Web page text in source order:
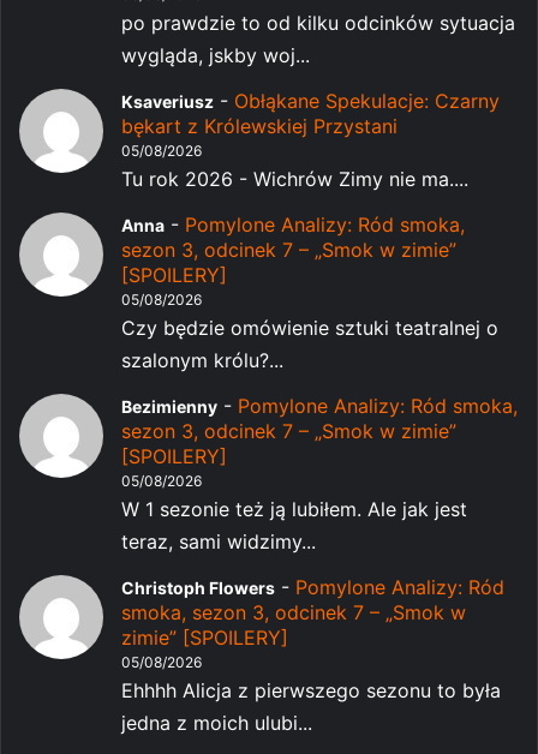
po prawdzie to od kilku odcinków sytuacja
wygląda, jskby woj...
Ksaveriusz - Obłąkane Spekulacje: Czarny
bękart z Królewskiej Przystani
05/08/2026
Tu rok 2026 - Wichrów Zimy nie ma....
Anna - Pomylone Analizy: Ród smoka,
sezon 3, odcinek 7 – „Smok w zimie”
[SPOILERY]
05/08/2026
Czy będzie omówienie sztuki teatralnej o
szalonym królu?...
Bezimienny - Pomylone Analizy: Ród smoka,
sezon 3, odcinek 7 – „Smok w zimie”
[SPOILERY]
05/08/2026
W 1 sezonie też ją lubiłem. Ale jak jest
teraz, sami widzimy...
Christoph Flowers - Pomylone Analizy: Ród
smoka, sezon 3, odcinek 7 – „Smok w
zimie” [SPOILERY]
05/08/2026
Ehhhh Alicja z pierwszego sezonu to była
jedna z moich ulubi...